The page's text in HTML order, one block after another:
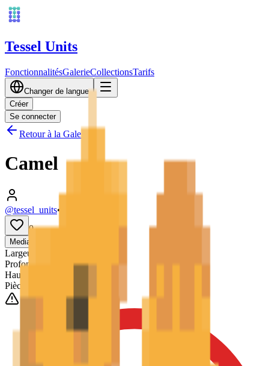
Tessel Units
FonctionnalitésGalerieCollectionsTarifs
Changer de langue
Créer
Se connecter
Retour à la Galerie
Camel
@tessel_units•
0
Media
Largeur
Profondeur
mm
Hauteur
Pièces